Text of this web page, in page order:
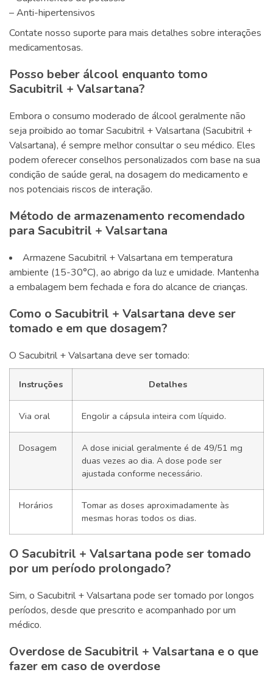
– Anti-hipertensivos
Contate nosso suporte para mais detalhes sobre interações
medicamentosas.
Posso beber álcool enquanto tomo
Sacubitril + Valsartana?
Embora o consumo moderado de álcool geralmente não
seja proibido ao tomar Sacubitril + Valsartana (Sacubitril +
Valsartana), é sempre melhor consultar o seu médico. Eles
podem oferecer conselhos personalizados com base na sua
condição de saúde geral, na dosagem do medicamento e
nos potenciais riscos de interação.
Método de armazenamento recomendado
para Sacubitril + Valsartana
Armazene Sacubitril + Valsartana em temperatura
ambiente (15-30°C), ao abrigo da luz e umidade. Mantenha
a embalagem bem fechada e fora do alcance de crianças.
Como o Sacubitril + Valsartana deve ser
tomado e em que dosagem?
O Sacubitril + Valsartana deve ser tomado:
Instruções Detalhes
Via oral Engolir a cápsula inteira com líquido.
Dosagem
A dose inicial geralmente é de 49/51 mg
duas vezes ao dia. A dose pode ser
ajustada conforme necessário.
Horários
Tomar as doses aproximadamente às
mesmas horas todos os dias.
O Sacubitril + Valsartana pode ser tomado
por um período prolongado?
Sim, o Sacubitril + Valsartana pode ser tomado por longos
períodos, desde que prescrito e acompanhado por um
médico.
Overdose de Sacubitril + Valsartana e o que
fazer em caso de overdose